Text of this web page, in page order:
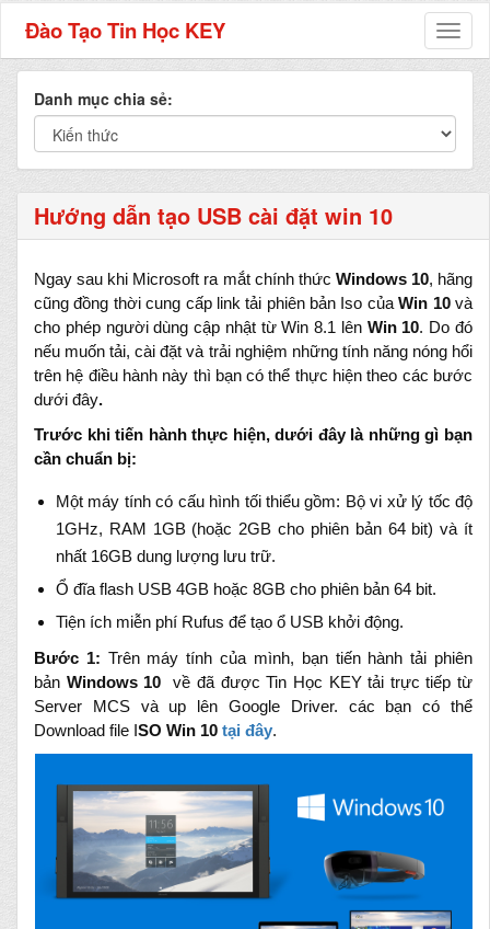
Đào Tạo Tin Học KEY
Danh mục chia sẻ:
Hướng dẫn tạo USB cài đặt win 10
Ngay sau khi Microsoft ra mắt chính thức Windows 10, hãng
cũng đồng thời cung cấp link tải phiên bản Iso củaWin 10và
cho phép người dùng cập nhật từ Win 8.1 lên Win 10. Do đó
nếu muốn tải, cài đặt và trải nghiệm những tính năng nóng hổi
trên hệ điều hành này thì bạn có thể thực hiện theo các bước
dưới đây.
Trước khi tiến hành thực hiện, dưới đây là những gì bạn
cần chuẩn bị:
Một máy tính có cấu hình tối thiểu gồm: Bộ vi xử lý tốc độ
1GHz, RAM 1GB (hoặc 2GB cho phiên bản 64 bit) và ít
nhất 16GB dung lượng lưu trữ.
Ổ đĩa flash USB 4GB hoặc 8GB cho phiên bản 64 bit.
Tiện ích miễn phí Rufus để tạo ổ USB khởi động.
Bước 1: Trên máy tính của mình, bạn tiến hành tải phiên
bản Windows 10
về đã được Tin Học KEY tải trực tiếp từ
Server MCS và up lên Google Driver. các bạn có thể
Download file ISO Win 10 tại đây.